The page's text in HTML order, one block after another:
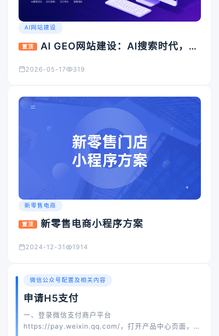
AI网站建设
置顶
AI GEO网站建设：AI搜索时代，企
2026-05-17 319
新零售电商
置顶 新零售电商小程序方案
2024-12-31 1914
微信公众号配置及相关内容
申请H5支付
一、登录微信支付商户平台
https://pay.weixin.qq.com/，打开产品中心页面，